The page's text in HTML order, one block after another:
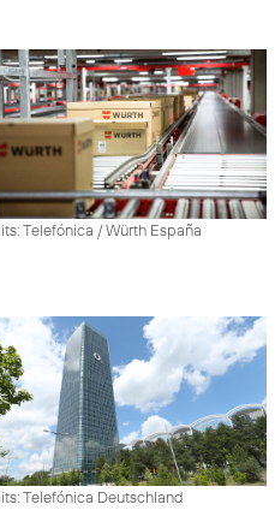
Telefónica / Würth España
Telefónica Deutschland